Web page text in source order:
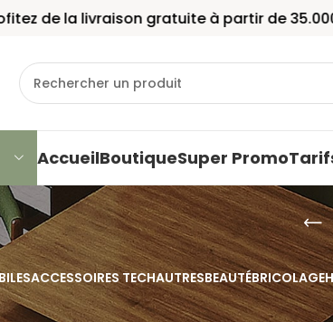
livraison gratuite à partir de 35.000 FCFA
AccueilBoutiqueSuper Promo
ACCESSOIRES TECHAUTRESBEAUTÉBRICOLAGE
Accueil/Autres